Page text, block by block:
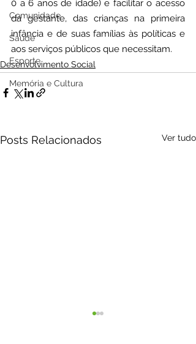
Comunidade
Saúde
Esporte
Memória e Cultura
0 a 6 anos de idade) e facilitar o acesso
da gestante, das crianças na primeira
infância e de suas famílias às políticas e
aos serviços públicos que necessitam.
Desenvolvimento Social
Posts Relacionados Ver tudo